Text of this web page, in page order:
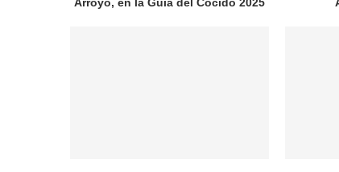
Arroyo, en la Guía del Cocido 2025